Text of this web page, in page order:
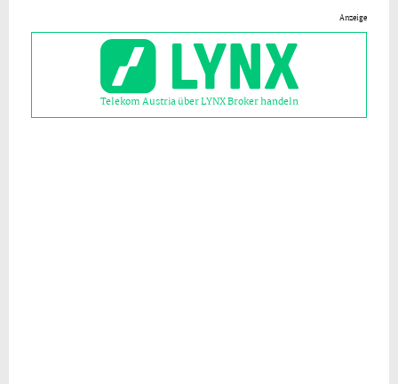
Anzeige
Telekom Austria über LYNX Broker handeln